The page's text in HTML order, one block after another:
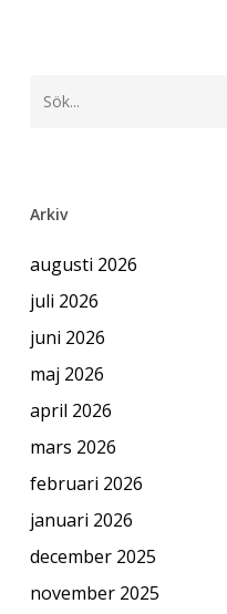
Arkiv
augusti 2026
juli 2026
juni 2026
maj 2026
april 2026
mars 2026
februari 2026
januari 2026
december 2025
november 2025